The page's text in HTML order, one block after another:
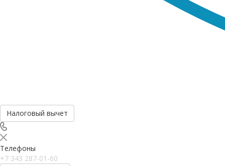
Налоговый вычет
Телефоны
+7 343 287-01-60